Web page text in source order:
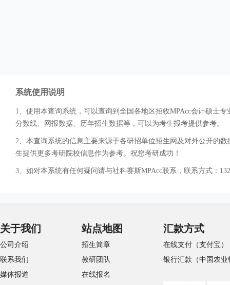
系统使用说明
1、使用本查询系统，可以查询到全国各地区招收MPAcc会计硕士
分数线、网报数据、历年招生数据等，可以为考生报考提供参考。
2、本查询系统的信息主要来源于各研招单位招生网及对外公开的
生提供更多考研院校信息作为参考。祝您考研成功！
3、如对本系统有任何疑问请与社科赛斯MPAcc联系，联系方式：
关于我们
公司介绍
联系我们
媒体报道
站点地图
招生简章
教研团队
在线报名
汇款方式
在线支付（支付宝）
银行汇款（中国农业